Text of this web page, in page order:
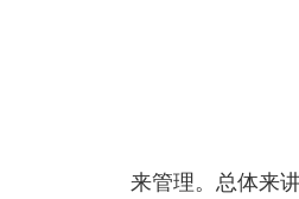
来管理。总体来